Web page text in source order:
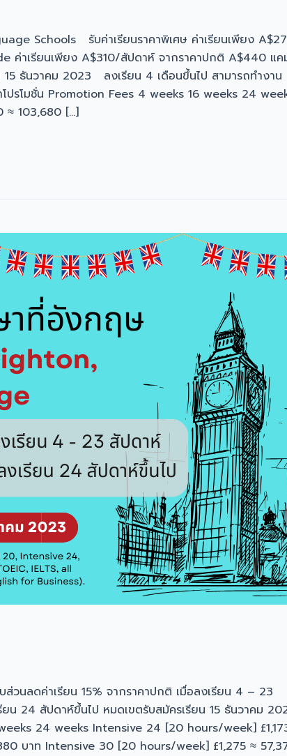
Schools รับค่าเรียนราคาพิเศษ ค่าเรียนเพียง
ค่าเรียนเพียง A$310/สัปดาห์ จากราคาปกติ A$440 แ
ธันวาคม 2023 ลงเรียน 4 เดือนขึ้นไป สามารถทำงาน
ปรโมชั่น Promotion Fees 4 weeks 16 weeks 24
≈ 103,680 […]
วนลดค่าเรียน 15% จากราคาปกติ เมื่อลงเรียน 4 – 23
น 24 สัปดาห์ขึ้นไป หมดเขตรับสมัครเรียน 15 ธันวาคม
24 weeks Intensive 24 [20 hours/week]
บาท Intensive 30 [20 hours/week] £1,275 ≈